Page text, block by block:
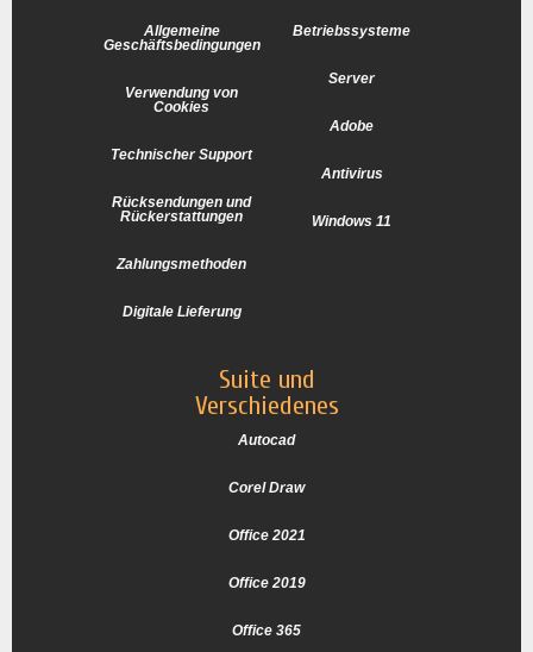
Allgemeine
Geschäftsbedingungen
Verwendung von
Cookies
Technischer Support
Rücksendungen und
Rückerstattungen
Zahlungsmethoden
Digitale Lieferung
Betriebssysteme
Server
Adobe
Antivirus
Windows 11
Suite und
Verschiedenes
Autocad
Corel Draw
Office 2021
Office 2019
Office 365